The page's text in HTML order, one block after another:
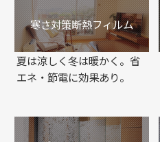
寒さ対策断熱フィルム
夏は涼しく冬は暖かく。省
エネ・節電に効果あり。